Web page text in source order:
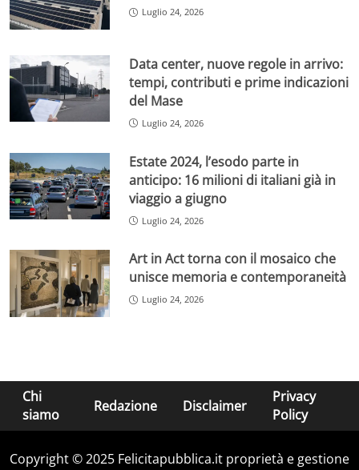
Luglio 24, 2026
Data center, nuove regole in arrivo:
tempi, contributi e prime indicazioni
del Mase
Luglio 24, 2026
Estate 2024, l’esodo parte in
anticipo: 16 milioni di italiani già in
viaggio a giugno
Luglio 24, 2026
Art in Act torna con il mosaico che
unisce memoria e contemporaneità
Luglio 24, 2026
Chi
siamo
Redazione Disclaimer
Privacy
Policy
Copyright © 2025 Felicitapubblica.it proprietà e gestione